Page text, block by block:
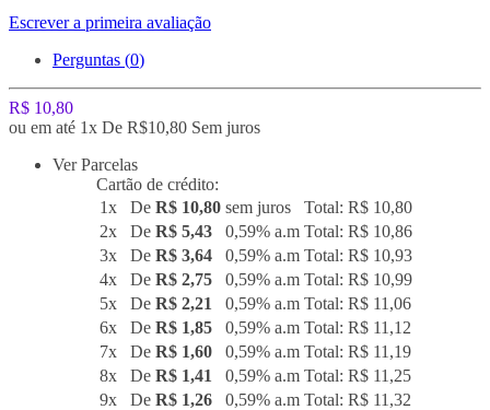
Escrever a primeira avaliação
Perguntas (0)
R$ 10,80
ou em até 1x De R$10,80 Sem juros
Ver Parcelas
Cartão de crédito:
1x
De R$ 10,80 sem juros
Total: R$ 10,80
2x
De R$ 5,43 0,59% a.m Total: R$ 10,86
3x
De R$ 3,64 0,59% a.m Total: R$ 10,93
4x
De R$ 2,75 0,59% a.m Total: R$ 10,99
5x
De R$ 2,21 0,59% a.m Total: R$ 11,06
6x
De R$ 1,85 0,59% a.m Total: R$ 11,12
7x
De R$ 1,60 0,59% a.m Total: R$ 11,19
8x
De R$ 1,41 0,59% a.m Total: R$ 11,25
9x
De R$ 1,26 0,59% a.m Total: R$ 11,32